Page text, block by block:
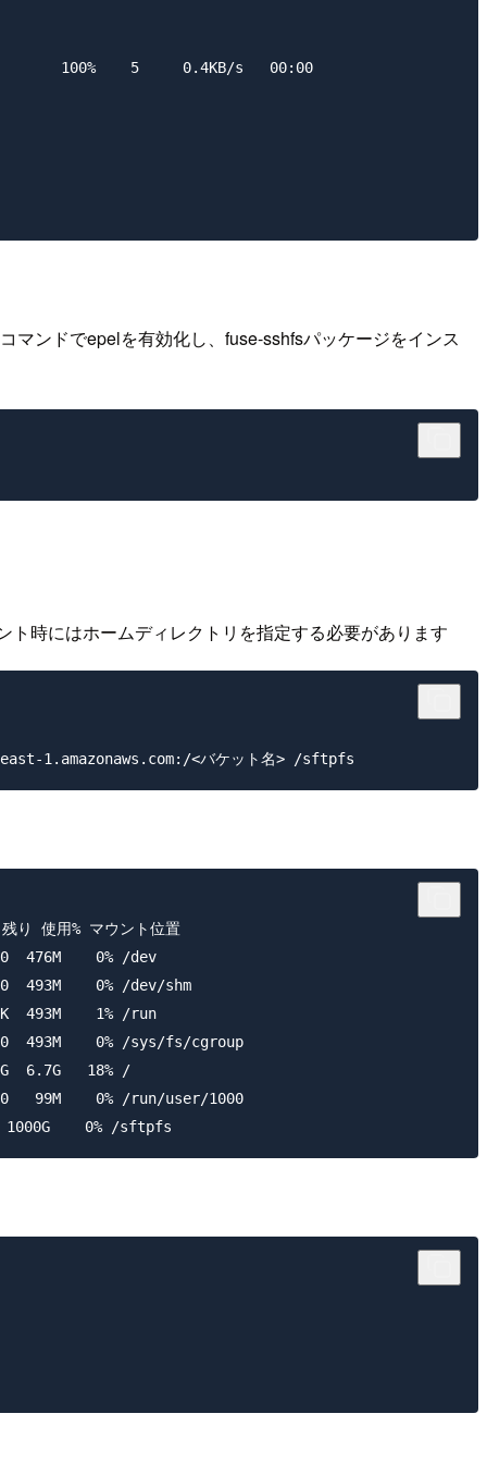
5     0.4KB/s   00:00
マンドでepelを有効化し、fuse-sshfsパッケージをインス
時にはホームディレクトリを指定する必要があります
% マウント位置
0% /dev
0% /dev/shm
1% /run
0% /sys/fs/cgroup
18% /
0% /run/user/1000